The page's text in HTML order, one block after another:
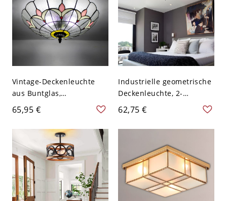
Vintage-Deckenleuchte
aus Buntglas,
handgefertigte Art-Déco-
Deckenlampe -
Transparenz 110V-120V
65,95 €
Industrielle geometrische
Deckenleuchte, 2-
flammige schwarze
Metallkäfig-
Deckenleuchte, offenes
62,75 €